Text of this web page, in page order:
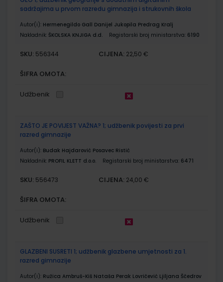
sadržajima u prvom razredu gimnazija i strukovnih škola
Autor(i): Hermenegildo Gall Danijel Jukopila Predrag Kralj
Nakladnik: ŠKOLSKA KNJIGA d.d. Registarski broj ministarstva: 6190
SKU: 556344 CIJENA: 22,50 €
ŠIFRA OMOTA:
Udžbenik
ZAŠTO JE POVIJEST VAŽNA? 1; udžbenik povijesti za prvi
razred gimnazije
Autor(i): Budak Hajdarović Posavec Ristić
Nakladnik: PROFIL KLETT d.o.o. Registarski broj ministarstva: 6471
SKU: 556473 CIJENA: 24,00 €
ŠIFRA OMOTA:
Udžbenik
GLAZBENI SUSRETI 1; udžbenik glazbene umjetnosti za 1.
razred gimnazije
Autor(i): Ružica Ambruš-Kiš Nataša Perak Lovričević Ljiljana Ščedrov